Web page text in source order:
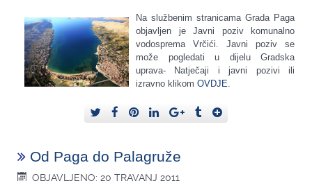
Na službenim stranicama Grada Paga
objavljen je Javni poziv komunalno
vodosprema Vrčići. Javni poziv se
može pogledati u dijelu Gradska
uprava- Natječaji i javni pozivi ili
izravno klikom OVDJE.
Od Paga do Palagruže
OBJAVLJENO: 20 TRAVANJ 2011